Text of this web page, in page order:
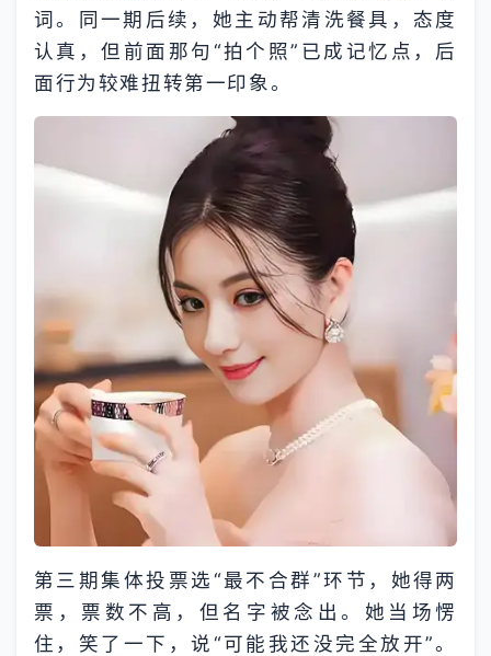
词。同一期后续，她主动帮清洗餐具，态度
认真，但前面那句“拍个照”已成记忆点，后
面行为较难扭转第一印象。
第三期集体投票选“最不合群”环节，她得两
票，票数不高，但名字被念出。她当场愣
住，笑了一下，说“可能我还没完全放开”。